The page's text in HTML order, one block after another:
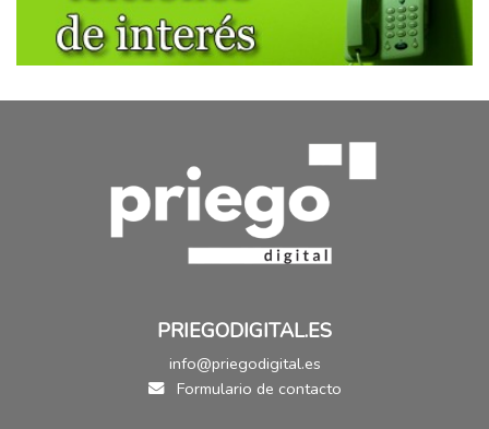
PRIEGODIGITAL.ES
info@priegodigital.es
Formulario de contacto